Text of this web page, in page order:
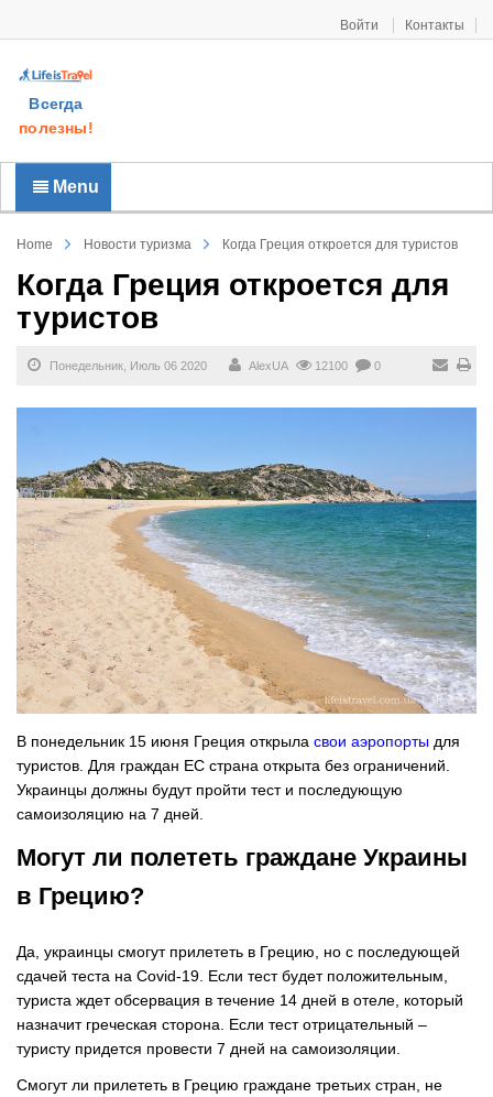
Войти Контакты
Всегда
полезны!
Menu
Home Новости туризма Когда Греция откроется для туристов
Когда Греция откроется для
туристов
Понедельник, Июль 06 2020 AlexUA 12100 0
В понедельник 15 июня Греция открыла свои аэропорты для
туристов. Для граждан ЕС страна открыта без ограничений.
Украинцы должны будут пройти тест и последующую
самоизоляцию на 7 дней.
Могут ли полететь граждане Украины
в Грецию?
Да, украинцы смогут прилететь в Грецию, но с последующей
сдачей теста на Covid-19. Если тест будет положительным,
туриста ждет обсервация в течение 14 дней в отеле, который
назначит греческая сторона. Если тест отрицательный –
туристу придется провести 7 дней на самоизоляции.
Смогут ли прилететь в Грецию граждане третьих стран, не